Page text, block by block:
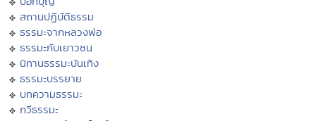
สถานปฏิบัติธรรม
ธรรมะจากหลวงพ่อ
ธรรมะกับเยาวชน
นิทานธรรมะบันเทิง
ธรรมะบรรยาย
บทความธรรมะ
กวีธรรมะ